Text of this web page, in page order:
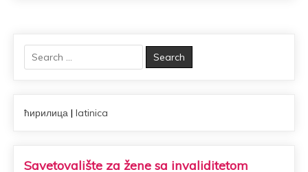
Search
for:
ћирилица |latinica
Savetovalište za žene sa invaliditetom